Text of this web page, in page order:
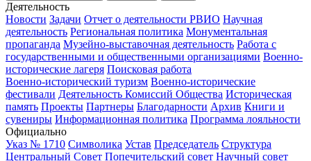
Деятельность
Новости Задачи Отчет о деятельности РВИО Научная
деятельность Региональная политика Монументальная
пропаганда Музейно-выставочная деятельность Работа с
государственными и общественными организациями Военно-
исторические лагеря Поисковая работа
Военно-исторический туризм Военно-исторические
фестивали Деятельность Комиссий Общества Историческая
память Проекты Партнеры Благодарности Архив Книги и
сувениры Информационная политика Программа лояльности
Официально
Указ № 1710 Символика Устав Председатель Структура
Центральный Совет Попечительский совет Научный совет